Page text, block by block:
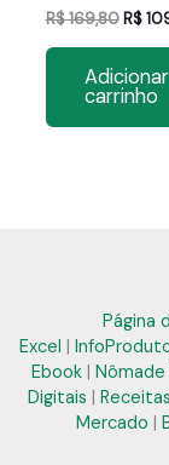
R$169,80 O
era:
R$
R$
carrinho
Página
Excel |
Ebook | Nômade
Digitais |
Mercado |